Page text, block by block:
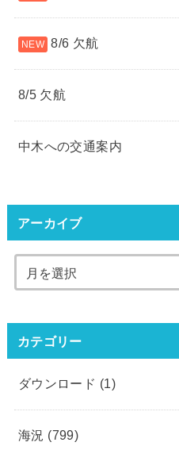
8/6 欠航
8/5 欠航
中木への交通案内
アーカイブ
カテゴリー
ダウンロード (1)
海況 (799)